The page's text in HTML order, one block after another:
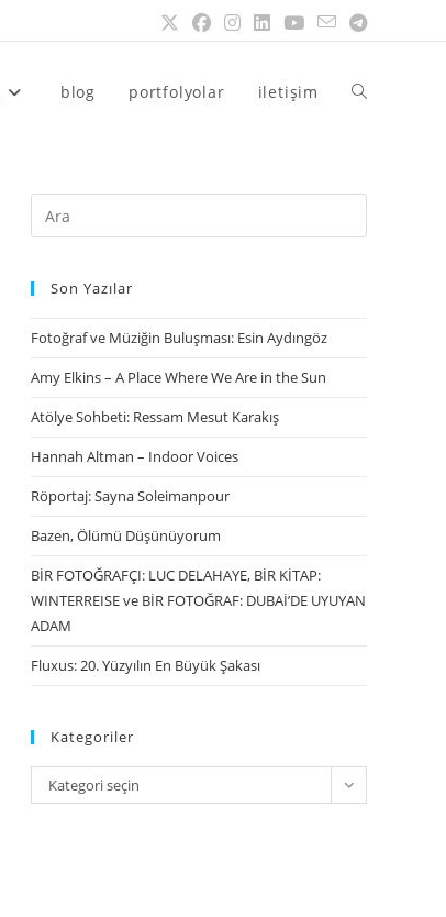
blog portfolyolar iletişim
Son Yazılar
Fotoğraf ve Müziğin Buluşması: Esin Aydıngöz
Amy Elkins – A Place Where We Are in the Sun
Atölye Sohbeti: Ressam Mesut Karakış
Hannah Altman – Indoor Voices
Röportaj: Sayna Soleimanpour
Bazen, Ölümü Düşünüyorum
BİR FOTOĞRAFÇI: LUC DELAHAYE, BİR KİTAP:
WINTERREISE ve BİR FOTOĞRAF: DUBAİ’DE UYUYAN
ADAM
Fluxus: 20. Yüzyılın En Büyük Şakası
Kategoriler
Kategori seçin